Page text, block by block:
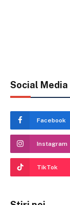
Social Media
Facebook
Instagram
TikTok